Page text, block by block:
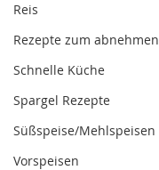
Reis
Rezepte zum abnehmen
Schnelle Küche
Spargel Rezepte
Süßspeise/Mehlspeisen
Vorspeisen